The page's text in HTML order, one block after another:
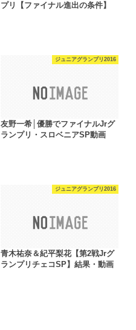
プリ【ファイナル進出の条件】
ジュニアグランプリ2016
友野一希│優勝でファイナルJrグ
ランプリ・スロベニアSP動画
ジュニアグランプリ2016
青木祐奈＆紀平梨花【第2戦Jrグ
ランプリチェコSP】結果・動画